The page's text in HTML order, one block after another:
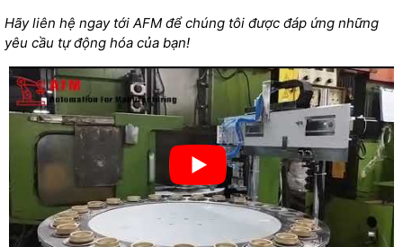
Hãy liên hệ ngay tới AFM để chúng tôi được đáp ứng những
yêu cầu tự động hóa của bạn!